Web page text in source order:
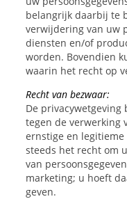
belangrijk daarbij te
verwijdering van uw
diensten en/of
worden. Bovendien
waarin het recht op
Recht van bezwaar:
De
tegen de verwerking
ernstige en
steeds het recht om
van
marketing; u hoeft
geven.